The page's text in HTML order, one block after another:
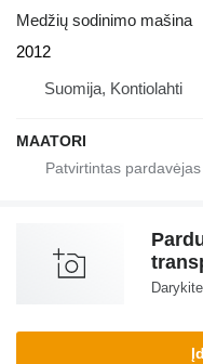
Medžių sodinimo mašina
2012
Suomija, Kontiolahti
MAATORI